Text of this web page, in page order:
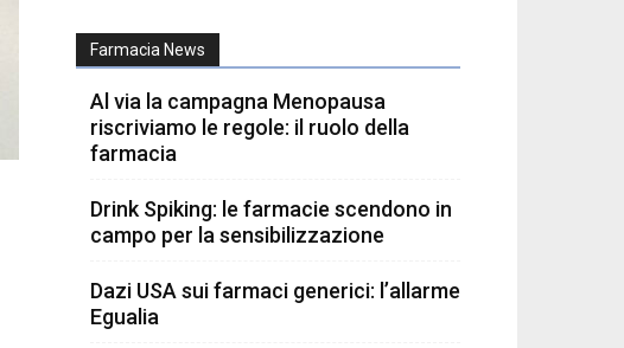
Farmacia News
Al via la campagna Menopausa
riscriviamo le regole: il ruolo della
farmacia
Drink Spiking: le farmacie scendono in
campo per la sensibilizzazione
Dazi USA sui farmaci generici: l’allarme
Egualia